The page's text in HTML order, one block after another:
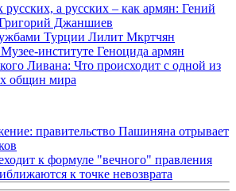
а русских – как армян: Гений
Джаншиев
Турции Лилит Мкртчян
институте Геноцида армян
Ливана: Что происходит с одной из
общин мира
правительство Пашиняна отрывает
к формуле "вечного" правления
к точке невозврата